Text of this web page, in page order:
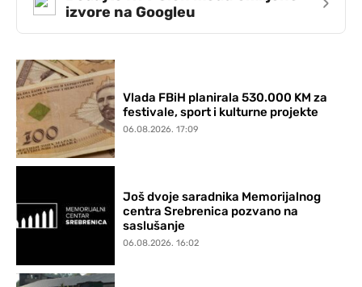
izvore na Googleu
Vlada FBiH planirala 530.000 KM za
festivale, sport i kulturne projekte
06.08.2026. 17:09
Još dvoje saradnika Memorijalnog
centra Srebrenica pozvano na
saslušanje
06.08.2026. 16:02